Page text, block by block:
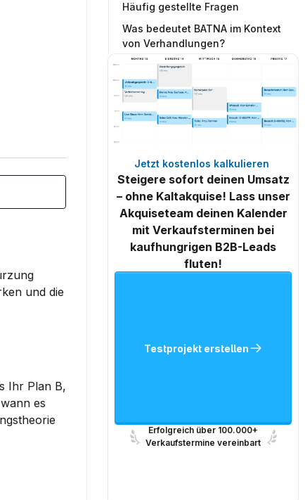
Häufig gestellte Fragen
Was bedeutet BATNA im Kontext
von Verhandlungen?
Jetzt kostenlos kalkulieren
Steigere sofort deinen Umsatz
– ohne Kaltakquise! Lass unser
Akquiseteam deinen Kalender
mit Verkaufsterminen bei
kaufhungrigen B2B-Leads
fluten!
Testprojekt erstellen
Erfolgreich über 100.000+
Verkaufstermine vereinbart
und die
Ihr Plan B,
es